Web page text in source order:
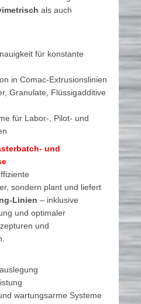
als auch
für konstante
in Comac-Extrusionslinien
Granulate, Flüssigadditive
für Labor-, Pilot- und
und
sondern plant und liefert
Linien – inklusive
und optimaler
und
wartungsarme Systeme